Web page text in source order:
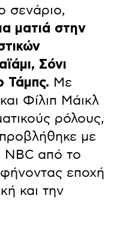
σενάριο,
ματιά στην
Σόνι
Τάμπς. Με
Φίλιπ Μάικλ
ρόλους,
με
NBC από το
εποχή
και την